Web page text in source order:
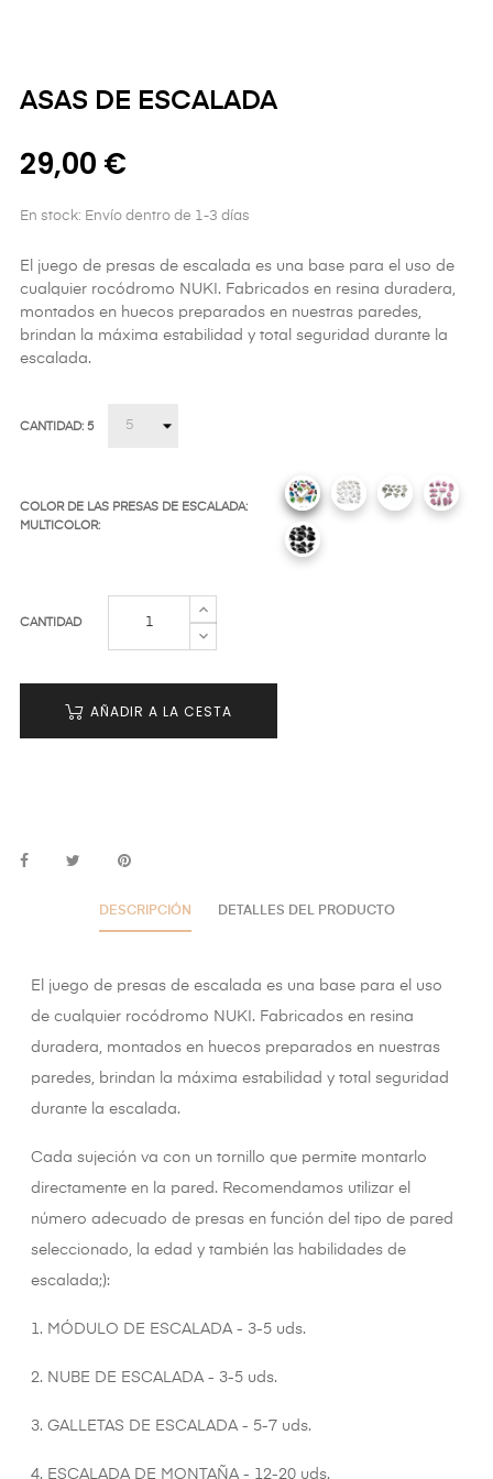
ASAS DE ESCALADA
29,00 €
En stock: Envío dentro de 1-3 días
El juego de presas de escalada es una base para el uso de
cualquier rocódromo NUKI. Fabricados en resina duradera,
montados en huecos preparados en nuestras paredes,
brindan la máxima estabilidad y total seguridad durante la
escalada.
CANTIDAD: 5
COLOR DE LAS PRESAS DE ESCALADA:
MULTICOLOR:
CANTIDAD
AÑADIR A LA CESTA
DESCRIPCIÓN DETALLES DEL PRODUCTO
El juego de presas de escalada es una base para el uso
de cualquier rocódromo NUKI. Fabricados en resina
duradera, montados en huecos preparados en nuestras
paredes, brindan la máxima estabilidad y total seguridad
durante la escalada.
Cada sujeción va con un tornillo que permite montarlo
directamente en la pared. Recomendamos utilizar el
número adecuado de presas en función del tipo de pared
seleccionado, la edad y también las habilidades de
escalada;):
1. MÓDULO DE ESCALADA - 3-5 uds.
2. NUBE DE ESCALADA - 3-5 uds.
3. GALLETAS DE ESCALADA - 5-7 uds.
4. ESCALADA DE MONTAÑA - 12-20 uds.